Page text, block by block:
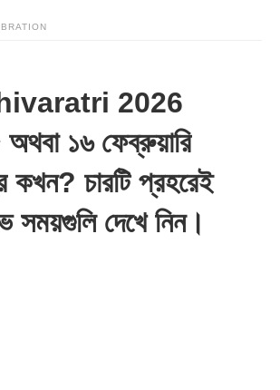
2026
১৬ ফেব্রুয়ারি
কখন? চারটি প্রহরেই
সময়গুলি দেখে নিন।